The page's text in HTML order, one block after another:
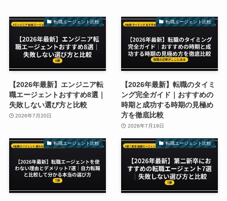
転職エージェント比較
【2026年最新】エンジニア転
職エージェントおすすめ8選｜
失敗しない選び方と比較
2026年7月20日
転職エージェント比較
【2026年最新】転職のタイミ
ング完全ガイド｜おすすめの
時期と成功する時期の見極め
方を徹底比較
2026年7月19日
転職エージェント比較 転職エージェント比較